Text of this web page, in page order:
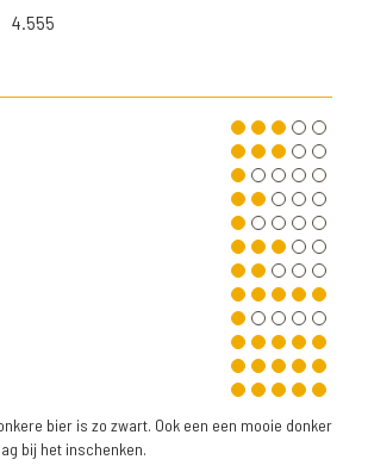
4.555
bier is zo zwart. Ook een een mooie donker
bij het inschenken.